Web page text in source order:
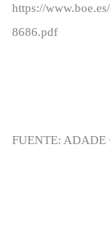
https://
8686.pdf
FUENTE: ADADE